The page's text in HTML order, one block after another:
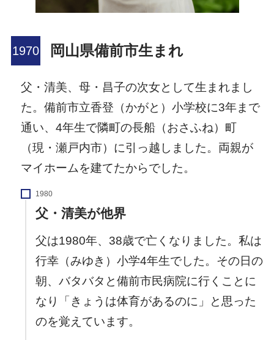
岡山県備前市生まれ
父・清美、母・昌子の次女として生まれまし
た。備前市立香登（かがと）小学校に3年まで
通い、4年生で隣町の長船（おさふね）町
（現・瀬戸内市）に引っ越しました。両親が
マイホームを建てたからでした。
1980
父・清美が他界
父は1980年、38歳で亡くなりました。私は
行幸（みゆき）小学4年生でした。その日の
朝、バタバタと備前市民病院に行くことに
なり「きょうは体育があるのに」と思った
のを覚えています。